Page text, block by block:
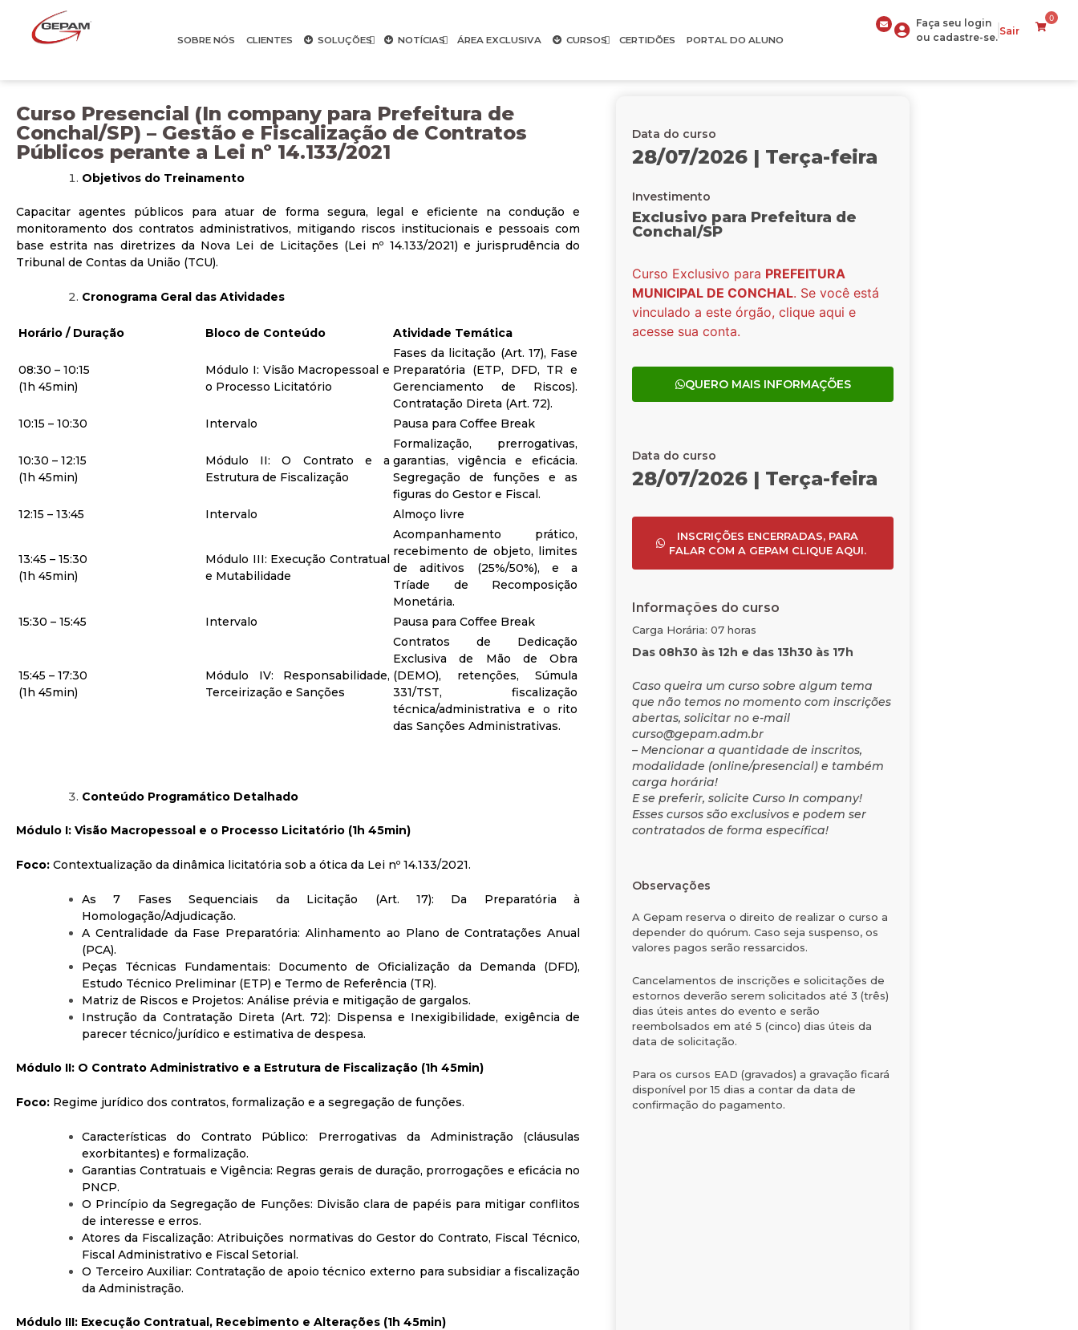
SOBRE NÓS CLIENTES SOLUÇÕES NOTÍCIAS ÁREA EXCLUSIVA CURSOS CERTIDÕES PORTAL DO ALUNO
Faça seu login
ou cadastre-se.
Sair
0
Curso Presencial (In company para Prefeitura de
Conchal/SP) – Gestão e Fiscalização de Contratos
Públicos perante a Lei nº 14.133/2021
Objetivos do Treinamento
Capacitar agentes públicos para atuar de forma segura, legal e eficiente na condução e
monitoramento dos contratos administrativos, mitigando riscos institucionais e pessoais com
base estrita nas diretrizes da Nova Lei de Licitações (Lei nº 14.133/2021) e jurisprudência do
Tribunal de Contas da União (TCU).
Cronograma Geral das Atividades
Horário / Duração Bloco de Conteúdo Atividade Temática
08:30 – 10:15
(1h 45min)
Módulo I: Visão Macropessoal e
o Processo Licitatório
Fases da licitação (Art. 17), Fase
Preparatória (ETP, DFD, TR e
Gerenciamento de Riscos).
Contratação Direta (Art. 72).
10:15 – 10:30
Intervalo Pausa para Coffee Break
10:30 – 12:15
(1h 45min)
Módulo II: O Contrato e a
Estrutura de Fiscalização
Formalização, prerrogativas,
garantias, vigência e eficácia.
Segregação de funções e as
figuras do Gestor e Fiscal.
12:15 – 13:45
Intervalo Almoço livre
13:45 – 15:30
(1h 45min)
Módulo III: Execução Contratual
e Mutabilidade
Acompanhamento prático,
recebimento de objeto, limites
de aditivos (25%/50%), e a
Tríade de Recomposição
Monetária.
15:30 – 15:45
Intervalo Pausa para Coffee Break
15:45 – 17:30
(1h 45min)
Módulo IV: Responsabilidade,
Terceirização e Sanções
Contratos de Dedicação
Exclusiva de Mão de Obra
(DEMO), retenções, Súmula
331/TST, fiscalização
técnica/administrativa e o rito
das Sanções Administrativas.
Conteúdo Programático Detalhado
Módulo I: Visão Macropessoal e o Processo Licitatório (1h 45min)
Foco: Contextualização da dinâmica licitatória sob a ótica da Lei nº 14.133/2021.
As 7 Fases Sequenciais da Licitação (Art. 17): Da Preparatória à
Homologação/Adjudicação.
A Centralidade da Fase Preparatória: Alinhamento ao Plano de Contratações Anual
(PCA).
Peças Técnicas Fundamentais: Documento de Oficialização da Demanda (DFD),
Estudo Técnico Preliminar (ETP) e Termo de Referência (TR).
Matriz de Riscos e Projetos: Análise prévia e mitigação de gargalos.
Instrução da Contratação Direta (Art. 72): Dispensa e Inexigibilidade, exigência de
parecer técnico/jurídico e estimativa de despesa.
Módulo II: O Contrato Administrativo e a Estrutura de Fiscalização (1h 45min)
Foco: Regime jurídico dos contratos, formalização e a segregação de funções.
Características do Contrato Público: Prerrogativas da Administração (cláusulas
exorbitantes) e formalização.
Garantias Contratuais e Vigência: Regras gerais de duração, prorrogações e eficácia no
PNCP.
O Princípio da Segregação de Funções: Divisão clara de papéis para mitigar conflitos
de interesse e erros.
Atores da Fiscalização: Atribuições normativas do Gestor do Contrato, Fiscal Técnico,
Fiscal Administrativo e Fiscal Setorial.
O Terceiro Auxiliar: Contratação de apoio técnico externo para subsidiar a fiscalização
da Administração.
Módulo III: Execução Contratual, Recebimento e Alterações (1h 45min)
Data do curso
28/07/2026 | Terça-feira
Investimento
Exclusivo para Prefeitura de
Conchal/SP
Curso Exclusivo para PREFEITURA
MUNICIPAL DE CONCHAL. Se você está
vinculado a este órgão, clique aqui e
acesse sua conta.
QUERO MAIS INFORMAÇÕES
Data do curso
28/07/2026 | Terça-feira
INSCRIÇÕES ENCERRADAS, PARA
FALAR COM A GEPAM CLIQUE AQUI.
Informações do curso
Carga Horária: 07 horas
Das 08h30 às 12h e das 13h30 às 17h
Caso queira um curso sobre algum tema
que não temos no momento com inscrições
abertas, solicitar no e-mail
curso@gepam.adm.br
– Mencionar a quantidade de inscritos,
modalidade (online/presencial) e também
carga horária!
E se preferir, solicite Curso In company!
Esses cursos são exclusivos e podem ser
contratados de forma específica!
Observações
A Gepam reserva o direito de realizar o curso a
depender do quórum. Caso seja suspenso, os
valores pagos serão ressarcidos.
Cancelamentos de inscrições e solicitações de
estornos deverão serem solicitados até 3 (três)
dias úteis antes do evento e serão
reembolsados em até 5 (cinco) dias úteis da
data de solicitação.
Para os cursos EAD (gravados) a gravação ficará
disponível por 15 dias a contar da data de
confirmação do pagamento.